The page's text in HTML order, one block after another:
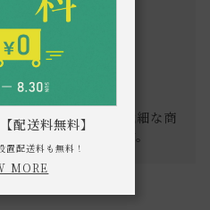
ではの風合いとしてご了承下
によっては、掲載の画像と実
ることもございます。ご了承
した。ガラス製で繊細な商
たいと思っています。
配送料無料】
置配送料も無料！
MORE